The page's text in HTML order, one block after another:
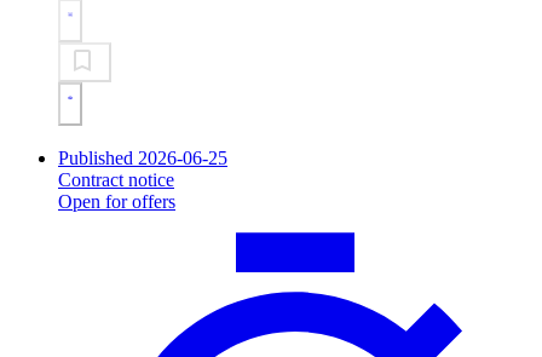
Published 2026-06-25
Contract notice
Open for offers